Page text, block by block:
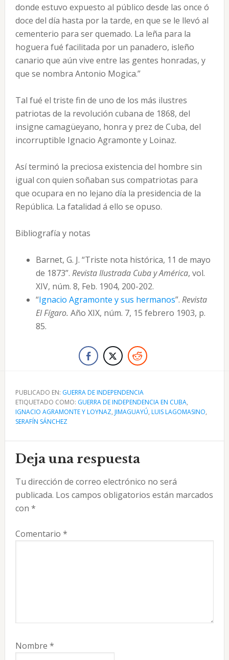
donde estuvo expuesto al público desde las once ó
doce del día hasta por la tarde, en que se le llevó al
cementerio para ser quemado. La leña para la
hoguera fué facilitada por un panadero, isleño
canario que aún vive entre las gentes honradas, y
que se nombra Antonio Mogica.”
Tal fué el triste fin de uno de los más ilustres
patriotas de la revolución cubana de 1868, del
insigne camagüeyano, honra y prez de Cuba, del
incorruptible Ignacio Agramonte y Loinaz.
Así terminó la preciosa existencia del hombre sin
igual con quien soñaban sus compatriotas para
que ocupara en no lejano día la presidencia de la
República. La fatalidad á ello se opuso.
Bibliografía y notas
Barnet, G. J. “Triste nota histórica, 11 de mayo
de 1873”. Revista Ilustrada Cuba y América, vol.
XIV, núm. 8, Feb. 1904, 200-202.
“Ignacio Agramonte y sus hermanos”. Revista
El Fígaro. Año XIX, núm. 7, 15 febrero 1903, p.
85.
PUBLICADO EN: GUERRA DE INDEPENDENCIA
ETIQUETADO COMO: GUERRA DE INDEPENDENCIA EN CUBA,
IGNACIO AGRAMONTE Y LOYNAZ, JIMAGUAYÚ, LUIS LAGOMASINO,
SERAFÍN SÁNCHEZ
Interacciones
con
los
lectores
Deja una respuesta
Tu dirección de correo electrónico no será
publicada. Los campos obligatorios están marcados
con *
Comentario *
Nombre *